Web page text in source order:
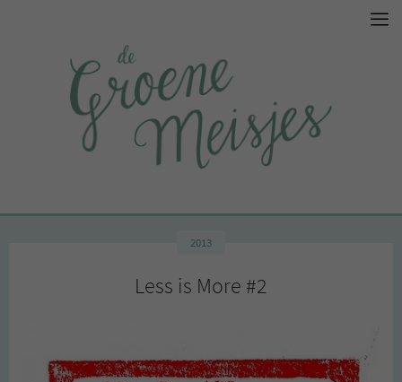
2013
Less is More #2